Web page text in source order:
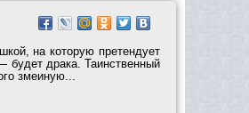
на которую претендует
драка. Таинственный
змеиную...